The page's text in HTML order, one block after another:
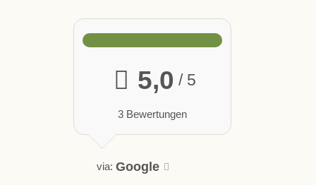
5,0 / 5
3 Bewertungen
via: Google